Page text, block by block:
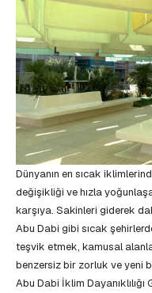
Dünyanın en sıcak
değişikliği ve hızla
karşıya. Sakinleri giderek
Abu Dabi gibi sıcak
teşvik etmek, kamusal
benzersiz bir zorluk ve yeni
Abu Dabi İklim